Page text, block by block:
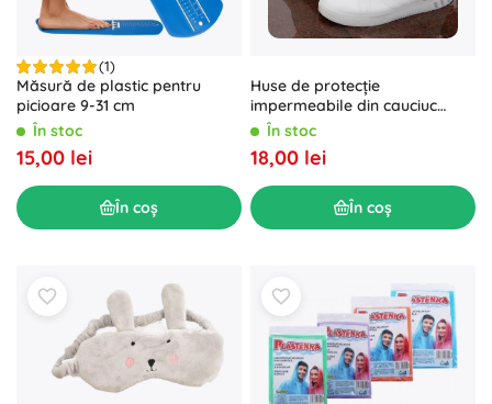
(1)
Măsură de plastic pentru
picioare 9-31 cm
În stoc
15,00 lei
În coș
Huse de protecție
impermeabile din cauciuc
pentru încălțăminte mărimea
„35-39” - alb
În stoc
18,00 lei
În coș